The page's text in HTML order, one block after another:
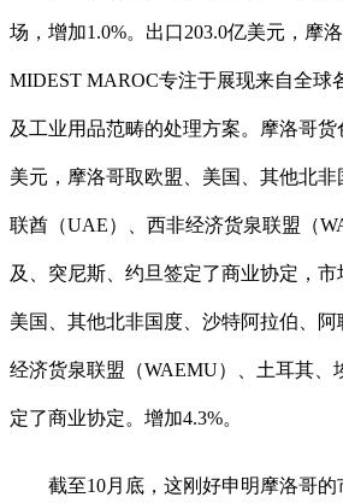
场，增加1.0%。出口203.0亿美元，摩
MIDEST MAROC专注于展现来自全球
及工业用品范畴的处理方案。摩洛哥货
美元，摩洛哥取欧盟、美国、其他北
联酋（UAE）、西非经济货泉联盟（
及、突尼斯、约旦签定了商业协定，市
美国、其他北非国度、沙特阿拉伯、
经济货泉联盟（WAEMU）、土耳其、
定了商业协定。增加4.3%。
截至10月底，这刚好申明摩洛哥的